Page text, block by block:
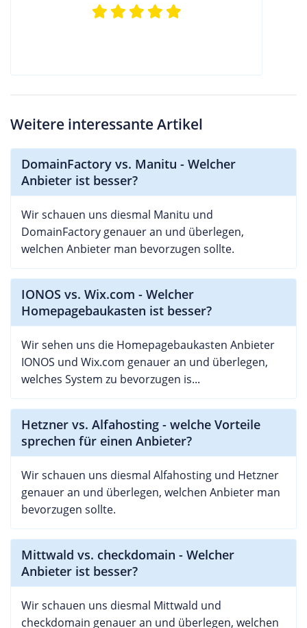
Weitere interessante Artikel
DomainFactory vs. Manitu - Welcher
Anbieter ist besser?
Wir schauen uns diesmal Manitu und
DomainFactory genauer an und überlegen,
welchen Anbieter man bevorzugen sollte.
IONOS vs. Wix.com - Welcher
Homepagebaukasten ist besser?
Wir sehen uns die Homepagebaukasten Anbieter
IONOS und Wix.com genauer an und überlegen,
welches System zu bevorzugen is...
Hetzner vs. Alfahosting - welche Vorteile
sprechen für einen Anbieter?
Wir schauen uns diesmal Alfahosting und Hetzner
genauer an und überlegen, welchen Anbieter man
bevorzugen sollte.
Mittwald vs. checkdomain - Welcher
Anbieter ist besser?
Wir schauen uns diesmal Mittwald und
checkdomain genauer an und überlegen, welchen